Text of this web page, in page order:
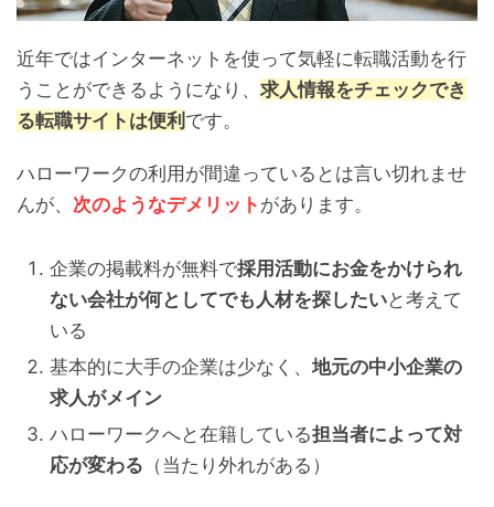
近年ではインターネットを使って気軽に転職活動を行
うことができるようになり、 求人情報をチェックでき
る転職サイトは便利 です。
ハローワークの利用が間違っているとは言い切れませ
んが、 次のようなデメリット があります。
企業の掲載料が無料で採用活動にお金をかけられ
ない会社が何としてでも人材を探したいと考えて
いる
基本的に大手の企業は少なく、 地元の中小企業の
求人がメイン
ハローワークへと在籍している担当者によって対
応が変わる （当たり外れがある）